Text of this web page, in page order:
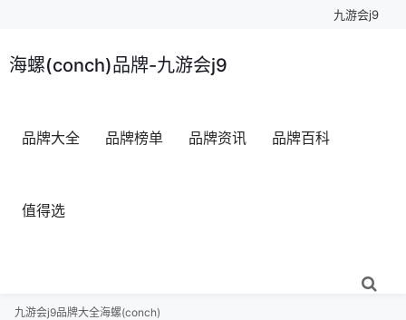
九游会j9
海螺(conch)品牌-九游会j9
品牌大全 品牌榜单 品牌资讯 品牌百科
值得选
九游会j9品牌大全海螺(conch)